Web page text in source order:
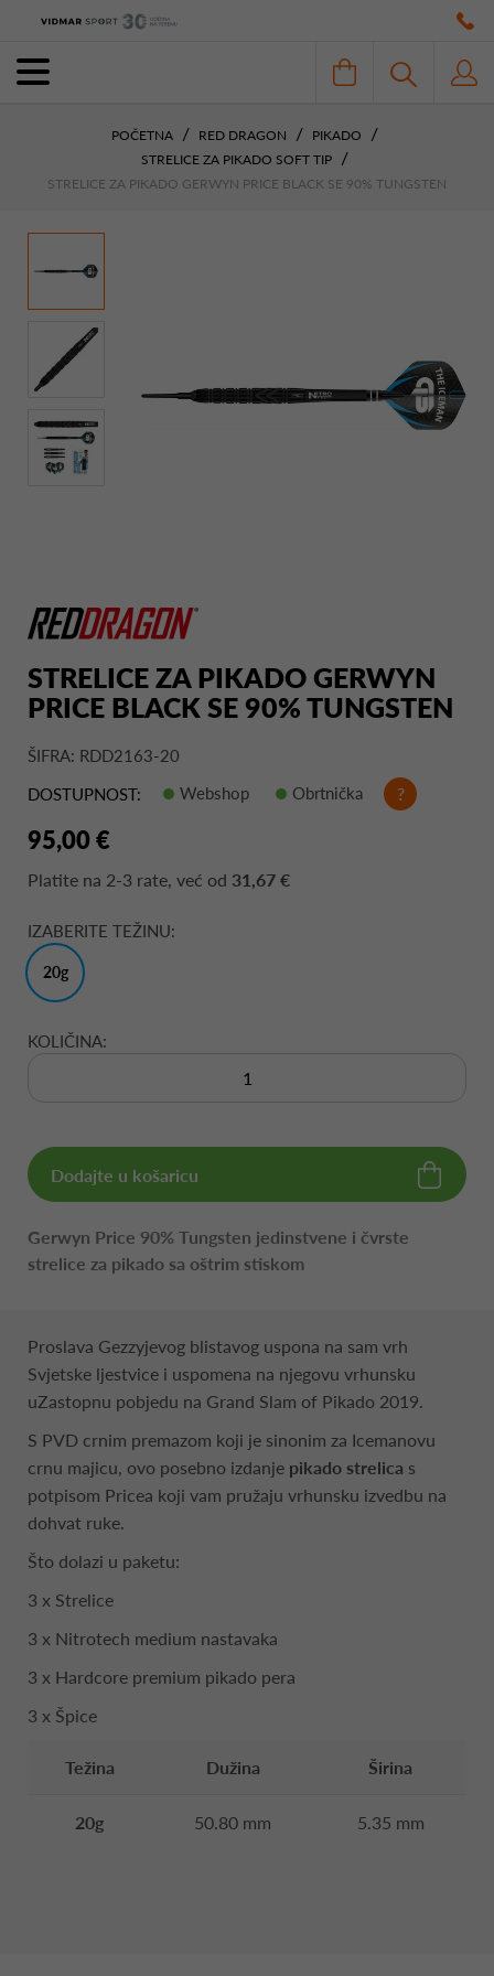
POČETNA RED DRAGON
PIKADO
STRELICE ZA PIKADO SOFT TIP
STRELICE ZA PIKADO GERWYN PRICE BLACK SE 90% TUNGSTEN
STRELICE ZA PIKADO GERWYN
PRICE BLACK SE 90% TUNGSTEN
ŠIFRA: RDD2163-20
DOSTUPNOST:
Webshop Obrtnička ?
95,00 €
Platite na 2-3 rate, već od 31,67 €
IZABERITE TEŽINU:
20g
KOLIČINA:
Dodajte u košaricu
Gerwyn Price 90% Tungsten jedinstvene i čvrste
strelice za pikado sa oštrim stiskom
Proslava Gezzyjevog blistavog uspona na sam vrh
Svjetske ljestvice i uspomena na njegovu vrhunsku
uZastopnu pobjedu na Grand Slam of Pikado 2019.
S PVD crnim premazom koji je sinonim za Icemanovu
crnu majicu, ovo posebno izdanje pikado strelica s
potpisom Pricea koji vam pružaju vrhunsku izvedbu na
dohvat ruke.
Što dolazi u paketu:
3 x Strelice
3 x Nitrotech medium nastavaka
3 x Hardcore premium pikado pera
3 x Špice
Težina Dužina Širina
20g 50.80 mm 5.35 mm